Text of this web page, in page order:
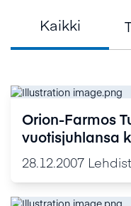
Kaikki
Orion-Farmos
vuotisjuhlansa
0,65 miljoonaa
28.12.2007